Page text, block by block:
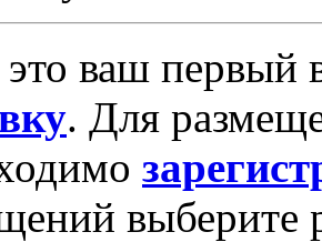
ваш первый
. Для
выберите